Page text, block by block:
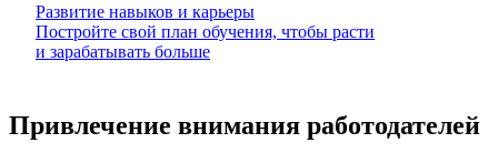
Развитие навыков и карьеры
Постройте свой план обучения, чтобы расти
и зарабатывать больше
Привлечение внимания работодателей